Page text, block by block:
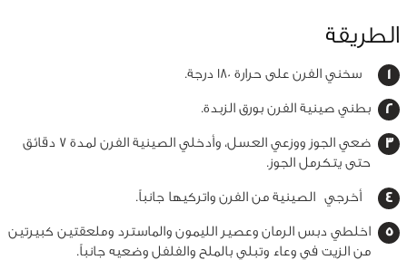
الطريقة
سخني الفرن على حرارة 180 درجة.
بطني صينية الفرن بورق الزبدة.
ضعي الجوز ووزعي العسل، وأدخلي الصينية الفرن لمدة 7 دقائق
حتى يتكرمل الجوز.
أخرجي الصينية من الفرن واتركيها جانباً.
اخلطي دبس الرمان وعصير الليمون والماسترد وملعقتين كبيرتين
من الزيت في وعاء وتبلي بالملح والفلفل وضعيه جانباً.